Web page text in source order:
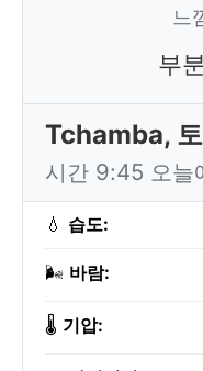
느
부
Tchamba,
시간 9:45 오늘
💧 습도:
🌬️ 바람:
🌡️ 기압: